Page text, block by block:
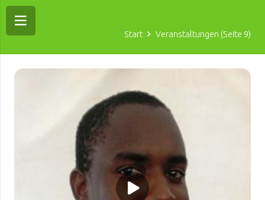
Start Veranstaltungen (Seite 9)